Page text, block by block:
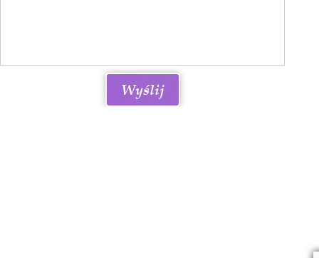
Wyślij